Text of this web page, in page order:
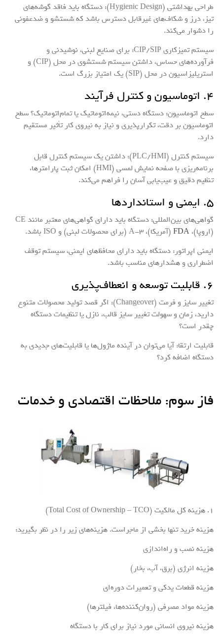
طراحی بهداشتی (Hygienic Design): دستگاه باید فاقد گوشه‌های
تیز، درز و شکاف‌های غیرقابل دسترس باشد که شستشو و ضدعفونی
را دشوار می‌کند.
سیستم تمیزکاری CIP/SIP: برای صنایع لبنی، نوشیدنی و
فرآورده‌های حساس، داشتن سیستم شستشوی در محل (CIP) و
استریلیزاسیون در محل (SIP) یک امتیاز بزرگ است.
۴. اتوماسیون و کنترل فرآیند
سطح اتوماسیون: دستگاه دستی، نیمه‌اتوماتیک یا تمام‌اتوماتیک؟ سطح
اتوماسیون بر دقت، تکرارپذیری و نیاز به نیروی کار تأثیر مستقیم
دارد.
سیستم کنترل (PLC/HMI): داشتن یک سیستم کنترل قابل
برنامه‌ریزی با صفحه نمایش لمسی (HMI) امکان ثبت پارامترها،
تنظیم دقیق و عیب‌یابی آسان را فراهم می‌کند.
۵. ایمنی و استانداردها
گواهی‌های بین‌المللی: دستگاه باید دارای گواهی‌های معتبر مانند CE
(اروپا)، FDA (آمریکا)، 3-A (برای محصولات لبنی) و ISO باشد.
ایمنی اپراتور: دستگاه باید دارای محافظ‌های ایمنی، سیستم توقف
اضطراری و هشدارهای مناسب باشد.
۶. قابلیت توسعه و انعطاف‌پذیری
تغییر سایز و فرمت (Changeover): اگر قصد تولید محصولات متنوع
دارید، زمان و سهولت تغییر سایز قالب، نازل یا تنظیمات دستگاه
چقدر است؟
قابلیت ارتقا: آیا می‌توان در آینده ماژول‌ها یا قابلیت‌های جدیدی به
دستگاه اضافه کرد؟
فاز سوم: ملاحظات اقتصادی و خدمات
۱. هزینه کل مالکیت (Total Cost of Ownership – TCO)
هزینه خرید تنها بخشی از ماجراست. هزینه‌های زیر را در نظر بگیرید:
هزینه نصب و راه‌اندازی
هزینه انرژی (برق، آب، بخار)
هزینه قطعات یدکی و تعمیرات دوره‌ای
هزینه مواد مصرفی (روان‌کننده‌ها، فیلترها)
هزینه نیروی انسانی مورد نیاز برای کار با دستگاه